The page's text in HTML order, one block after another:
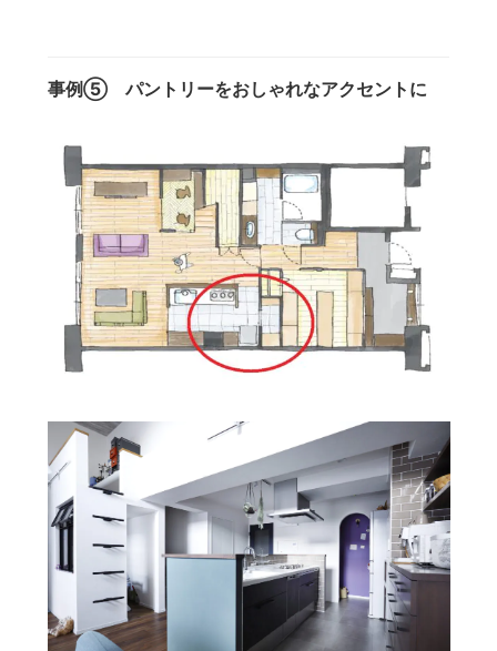
事例⑤ パントリーをおしゃれなアクセントに